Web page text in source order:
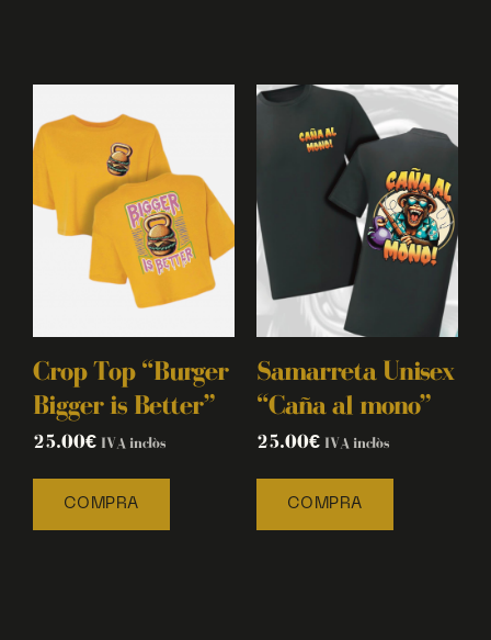
Crop Top “Burger
Bigger is Better”
25.00€ IVA inclòs
COMPRA
Samarreta Unisex
“Caña al mono”
25.00€ IVA inclòs
COMPRA